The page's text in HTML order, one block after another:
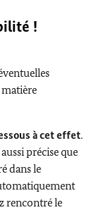
!
matière
à cet effet.
précise que
dans le
rencontré le